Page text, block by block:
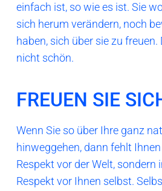
einfach ist, so wie es ist. Sie
sich herum verändern, noch
haben, sich über sie zu
nicht schön.
FREUEN SIE
Wenn Sie so über Ihre ganz
hinweggehen, dann fehlt
Respekt vor der Welt, sondern
Respekt vor Ihnen selbst.